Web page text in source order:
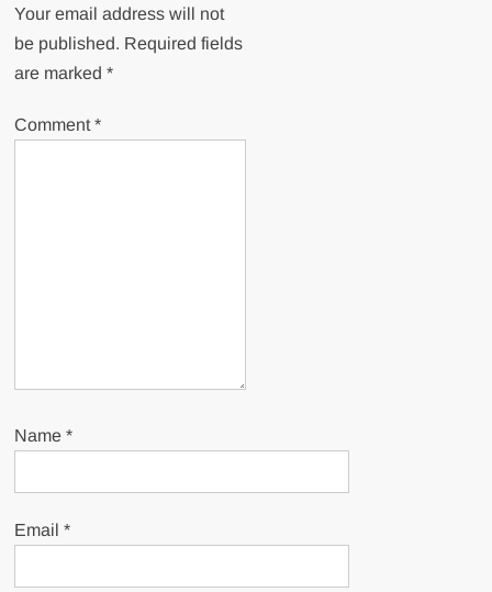
Your email address will not
be published. Required fields
are marked*
Comment*
Name*
Email*